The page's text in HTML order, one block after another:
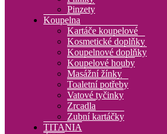
Pinzety
Koupelna
Kartáče koupelové
Kosmetické doplňky
Koupelnové doplňky
Koupelové houby
Masážní žínky
Toaletní potřeby
Vatové tyčinky
Zrcadla
Zubní kartáčky
TITANIA